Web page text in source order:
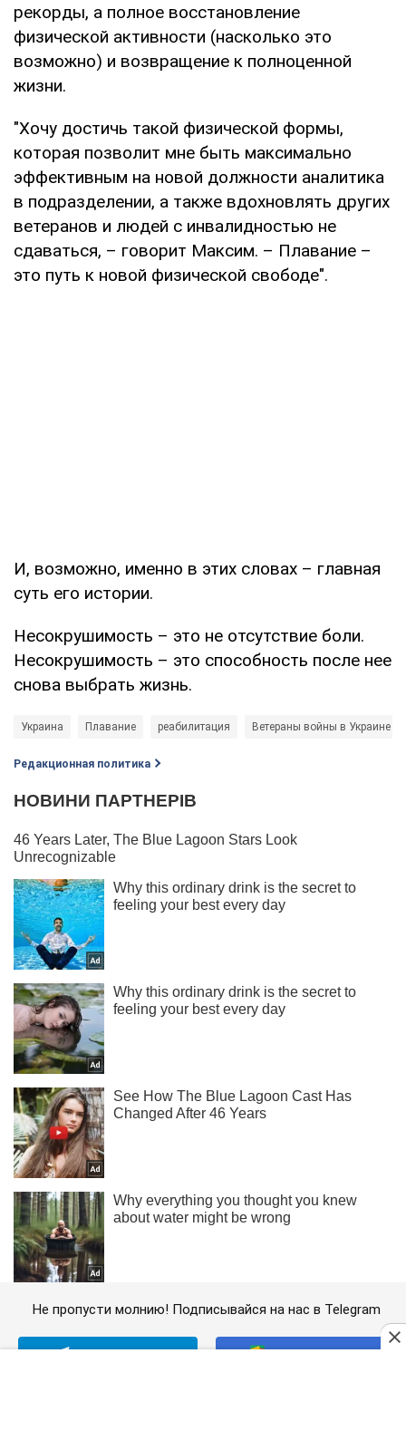
рекорды, а полное восстановление
физической активности (насколько это
возможно) и возвращение к полноценной
жизни.
"Хочу достичь такой физической формы,
которая позволит мне быть максимально
эффективным на новой должности аналитика
в подразделении, а также вдохновлять других
ветеранов и людей с инвалидностью не
сдаваться, – говорит Максим. – Плавание –
это путь к новой физической свободе".
И, возможно, именно в этих словах – главная
суть его истории.
Несокрушимость – это не отсутствие боли.
Несокрушимость – это способность после нее
снова выбрать жизнь.
Украина Плавание реабилитация Ветераны войны в Украине
Редакционная политика
Не пропусти молнию! Подписывайся на нас в Telegram